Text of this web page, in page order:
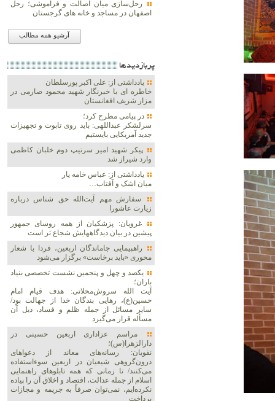
رحل‌سازی میان اصالت و فراموشی؛ رحل
اصفهان در مساجد و خانه های گرجستان
آرشیو همه مطالب
پربازديدها
یادداشتی از: علی اکبر پورسلطان
خاطره ای با خبرنگار شهید محمود صارمی در
مزار شریف افغانستان
در پیامی مطرح کرد؛
سرلشکر عبداللهی: باید روی تابوت و تجهیزات
جدید آمریکایی بایستیم
پیکر شهید امیر سرتیپ دوم خلبان کاظمی
وارد شیراز شد
یادداشتی از: عباس خامه یار
میان اشک و آفتاب…
سفارش مهم آیت‌الله حق شناس درباره
زیارت عاشورا
غرویان: پزشکیان از همه روسای جمهور
پیشین در بیان دیدگاههایش شجاع تر است
راهپیمایی جاماندگان اربعین، فردا با شعار
محوری «باید برخاست» برگزار می‌شود
یکصد و چهل و پنجمین نشست تخصصی بنیاد
باران؛
آیت الله سروش‌محلاتی: هدف قیام امام
حسین(ع)، رهایی بندگان خدا از جهالت بود/
سایر مسائل از جمله ظلم و فساد، ذیل آن
مسأله قرار می‌گیرد
مراسم عزاداری اربعین حسینی در
دارالزهرا(س)؛
نقویان: رسانه‌های معاند از دعواهای
درون‌گروهی شیعیان در اربعین سوءاستفاده
می‌کنند/ تا زمانی که همه تابلوهای راهنمایی
اسلام از جمله عدالت، اقتصاد و اخلاق آن را پیاده
نکرده‌ایم، نمی‌توان صرفاً به جریمه و مجازات
پرداخت